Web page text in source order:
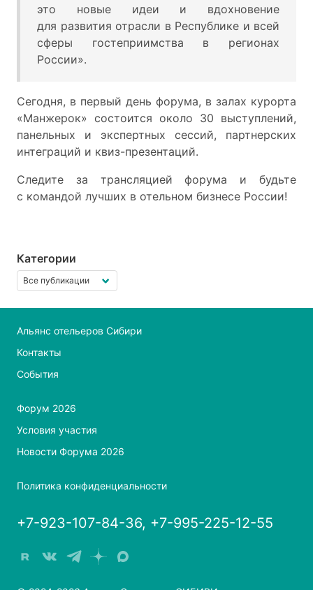
Категории
это новые идеи и вдохновение
для развития отрасли в Республике и всей
сферы гостеприимства в регионах
России».
Сегодня, в первый день форума, в залах курорта
«Манжерок» состоится около 30 выступлений,
панельных и экспертных сессий, партнерских
интеграций и квиз-презентаций.
Следите за трансляцией форума и будьте
с командой лучших в отельном бизнесе России!
Альянс отельеров Сибири
Контакты
События
Форум 2026
Условия участия
Новости Форума 2026
Политика конфиденциальности
+7-923-107-84-36, +7-995-225-12-55